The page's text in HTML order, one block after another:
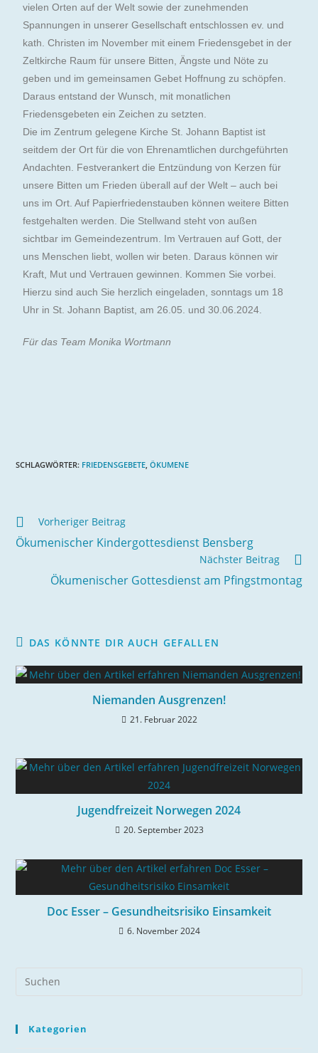
vielen Orten auf der Welt sowie der zunehmenden
Spannungen in unserer Gesellschaft entschlossen ev. und
kath. Christen im November mit einem Friedensgebet in der
Zeltkirche Raum für unsere Bitten, Ängste und Nöte zu
geben und im gemeinsamen Gebet Hoffnung zu schöpfen.
Daraus entstand der Wunsch, mit monatlichen
Friedensgebeten ein Zeichen zu setzten.
Die im Zentrum gelegene Kirche St. Johann Baptist ist
seitdem der Ort für die von Ehrenamtlichen durchgeführten
Andachten. Festverankert die Entzündung von Kerzen für
unsere Bitten um Frieden überall auf der Welt – auch bei
uns im Ort. Auf Papierfriedenstauben können weitere Bitten
festgehalten werden. Die Stellwand steht von außen
sichtbar im Gemeindezentrum. Im Vertrauen auf Gott, der
uns Menschen liebt, wollen wir beten. Daraus können wir
Kraft, Mut und Vertrauen gewinnen. Kommen Sie vorbei.
Hierzu sind auch Sie herzlich eingeladen, sonntags um 18
Uhr in St. Johann Baptist, am 26.05. und 30.06.2024.
Für das Team Monika Wortmann
SCHLAGWÖRTER: FRIEDENSGEBETE ÖKUMENE
Vorheriger Beitrag
Ökumenischer Kindergottesdienst Bensberg
Nächster Beitrag
Ökumenischer Gottesdienst am Pfingstmontag
DAS KÖNNTE DIR AUCH GEFALLEN
Niemanden Ausgrenzen!
21. Februar 2022
Jugendfreizeit Norwegen 2024
20. September 2023
Doc Esser – Gesundheitsrisiko Einsamkeit
6. November 2024
Kategorien